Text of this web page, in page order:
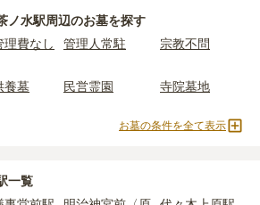
す。
墓の永代使用料の平均は 182万円で、墓石
ます。
下の費用が別途かかる場合があります。
遺骨を納める儀式のための費用。僧侶に渡
す。
られるのは、他の方のご遺骨と一緒に埋葬
の手間がかからないため、費用が安く設定
り5万円〜30万円程度です。
おすすめです。
ノ水駅周辺のお墓を探す
理費なし 管理人常駐 宗教不問
養墓 民営霊園 寺院墓地
お墓の条件を全て表示
一覧